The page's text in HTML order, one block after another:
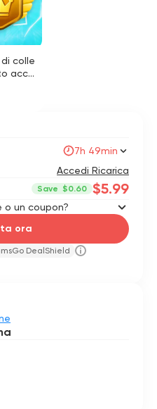
di colle
acco
7h 49min
Accedi Ricarica
Save $0.60 $5.99
o un coupon?
ora
DealShield